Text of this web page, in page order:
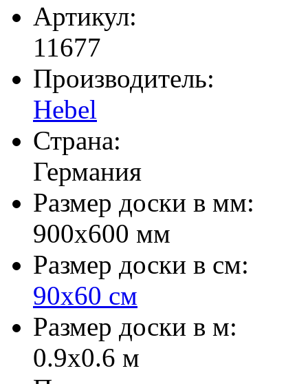
Артикул:
11677
Производитель:
Hebel
Страна:
Германия
Размер доски в мм:
900х600 мм
Размер доски в см:
90х60 см
Размер доски в м:
0.9х0.6 м